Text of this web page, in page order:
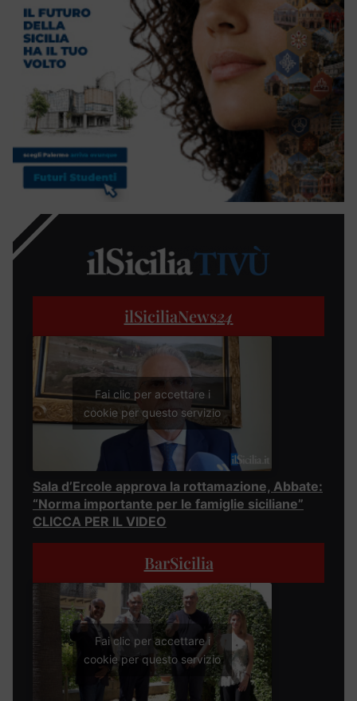
ilSiciliaNews24
Fai clic per accettare i
cookie per questo servizio
Sala d’Ercole approva la rottamazione, Abbate:
“Norma importante per le famiglie siciliane”
CLICCA PER IL VIDEO
BarSicilia
Fai clic per accettare i
cookie per questo servizio